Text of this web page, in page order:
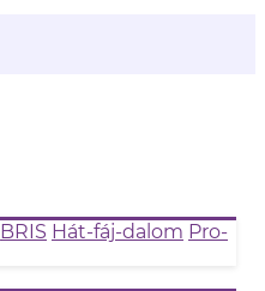
BRIS Hát-fáj-dalom Pro-